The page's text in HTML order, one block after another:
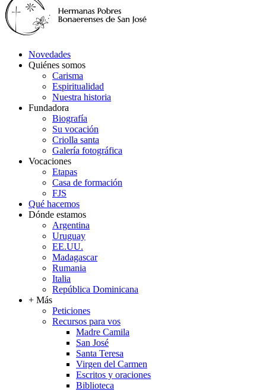
Novedades
Quiénes somos
Carisma
Espiritualidad
Nuestra historia
Fundadora
Biografía
Su vocación
Criolla santa
Galería fotográfica
Vocaciones
Etapas
Casa de formación
FJS
Qué hacemos
Dónde estamos
Argentina
Uruguay
EE.UU.
Madagascar
Rumania
Italia
República Dominicana
+ Más
Peticiones
Recursos para vos
Madre Camila
San José
Santa Teresa
Virgen del Carmen
Escritos y oraciones
Biblioteca